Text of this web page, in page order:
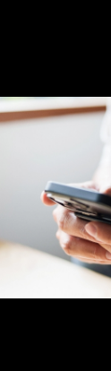
nous
optimale
Faire estimer
assure de
justes.
nous
immobilier ?
notre agence